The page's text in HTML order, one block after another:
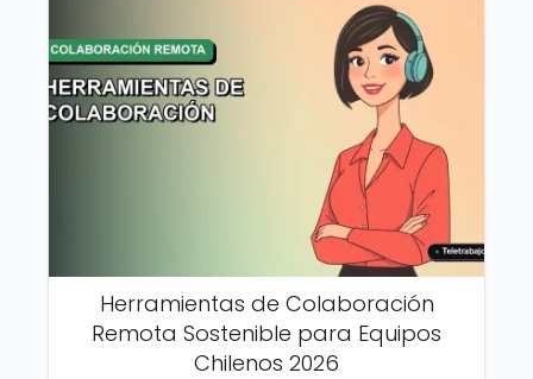
Herramientas de Colaboración
Remota Sostenible para Equipos
Chilenos 2026